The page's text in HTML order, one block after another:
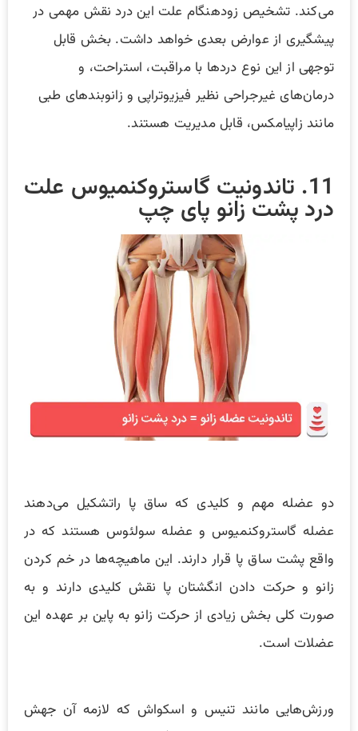
می‌کند. تشخیص زودهنگام علت این درد نقش مهمی در
پیشگیری از عوارض بعدی خواهد داشت. بخش قابل
توجهی از این نوع دردها با مراقبت، استراحت، و
درمان‌های غیرجراحی نظیر فیزیوتراپی و زانوبندهای طبی
مانند زاپیامکس، قابل مدیریت هستند.
11. تاندونیت گاستروکنمیوس علت
درد پشت زانو پای چپ
دو عضله مهم و کلیدی که ساق پا راتشکیل می‌دهند
عضله گاستروکنمیوس و عضله سولئوس هستند که در
واقع پشت ساق پا قرار دارند. این ماهیچه‌ها در خم کردن
زانو و حرکت دادن انگشتان پا نقش کلیدی دارند و به
صورت کلی بخش زیادی از حرکت زانو به پاین بر عهده این
عضلات است.
ورزش‌هایی مانند تنیس و اسکواش که لازمه آن جهش